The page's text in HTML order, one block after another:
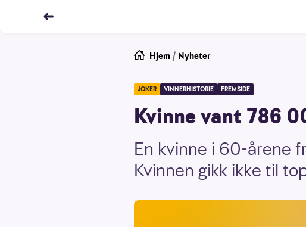
Hjem / Nyheter
JOKER VINNERHISTORIE FREMSIDE
Kvinne vant 786
En kvinne i 60-årene
Kvinnen gikk ikke til